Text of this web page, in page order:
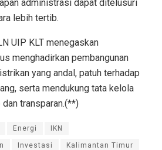
administrasi dapat ditelusuri
lebih tertib.
UIP KLT menegaskan
menghadirkan pembangunan
yang andal, patuh terhadap
serta mendukung tata kelola
transparan.(**)
Energi IKN
Investasi Kalimantan Timur